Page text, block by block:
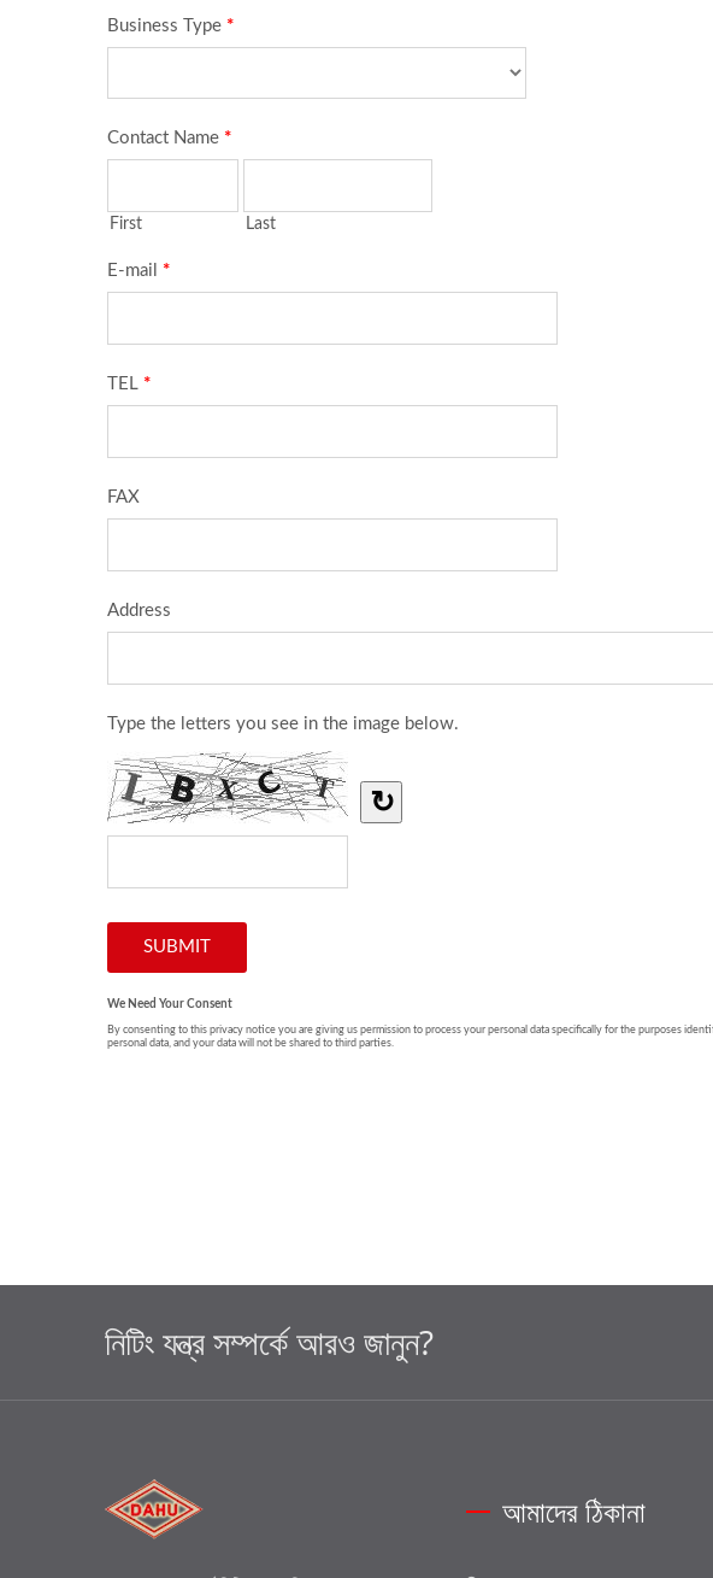
নিটিং যন্ত্র সম্পর্কে আরও জানুন?
আমাদের ঠিকানা